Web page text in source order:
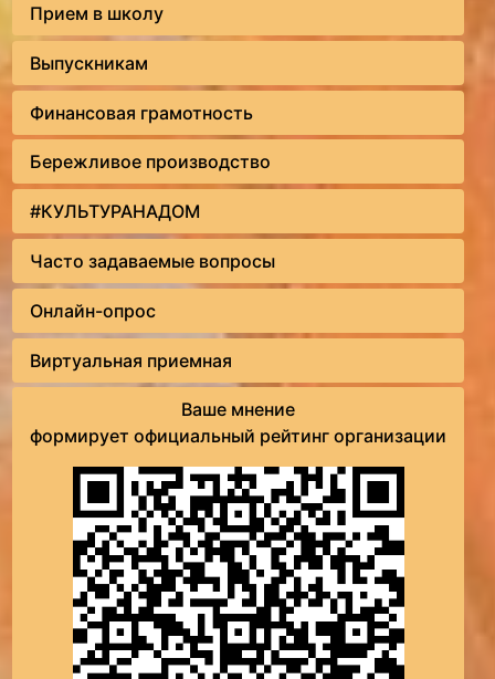
Прием в школу
Выпускникам
Финансовая грамотность
Бережливое производство
#КУЛЬТУРАНАДОМ
Часто задаваемые вопросы
Онлайн-опрос
Виртуальная приемная
Ваше мнение
формирует официальный рейтинг организации